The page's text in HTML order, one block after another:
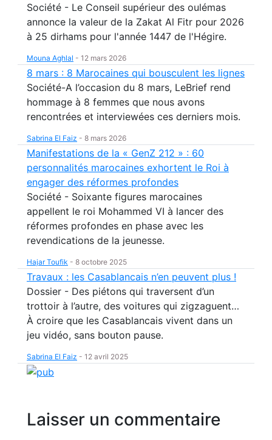
Société - Le Conseil supérieur des oulémas
annonce la valeur de la Zakat Al Fitr pour 2026
à 25 dirhams pour l'année 1447 de l'Hégire.
Mouna Aghlal - 12 mars 2026
8 mars : 8 Marocaines qui bousculent les lignes
Société-A l’occasion du 8 mars, LeBrief rend
hommage à 8 femmes que nous avons
rencontrées et interviewées ces derniers mois.
Sabrina El Faiz - 8 mars 2026
Manifestations de la « GenZ 212 » : 60
personnalités marocaines exhortent le Roi à
engager des réformes profondes
Société - Soixante figures marocaines
appellent le roi Mohammed VI à lancer des
réformes profondes en phase avec les
revendications de la jeunesse.
Hajar Toufik - 8 octobre 2025
Travaux : les Casablancais n’en peuvent plus !
Dossier - Des piétons qui traversent d’un
trottoir à l’autre, des voitures qui zigzaguent…
À croire que les Casablancais vivent dans un
jeu vidéo, sans bouton pause.
Sabrina El Faiz - 12 avril 2025
Laisser un commentaire